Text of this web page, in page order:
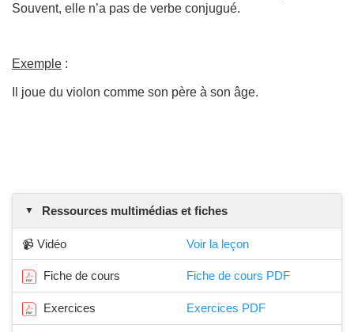
Souvent, elle n’a pas de verbe conjugué.
Exemple :
Il joue du violon comme son père à son âge.
Ressources multimédias et fiches
📹 Vidéo Voir la leçon
Fiche de cours Fiche de cours PDF
Exercices Exercices PDF